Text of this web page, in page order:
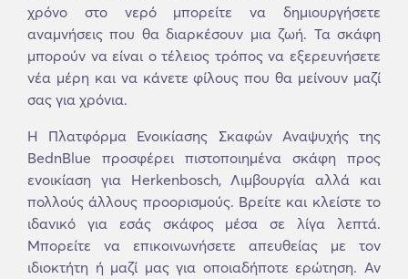
χρόνο στο νερό μπορείτε να δημιουργήσετε
αναμνήσεις που θα διαρκέσουν μια ζωή. Τα σκάφη
μπορούν να είναι ο τέλειος τρόπος να εξερευνήσετε
νέα μέρη και να κάνετε φίλους που θα μείνουν μαζί
σας για χρόνια.
Η Πλατφόρμα Ενοικίασης Σκαφών Αναψυχής της
BednBlue προσφέρει πιστοποιημένα σκάφη προς
ενοικίαση για Herkenbosch, Λιμβουργία αλλά και
πολλούς άλλους προορισμούς. Βρείτε και κλείστε το
ιδανικό για εσάς σκάφος μέσα σε λίγα λεπτά.
Μπορείτε να επικοινωνήσετε απευθείας με τον
ιδιοκτήτη ή μαζί μας για οποιαδήποτε ερώτηση. Αν